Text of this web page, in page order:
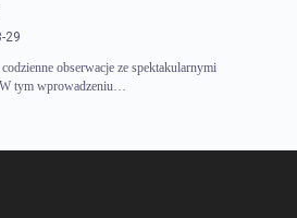
29
obserwacje ze spektakularnymi
tym wprowadzeniu…